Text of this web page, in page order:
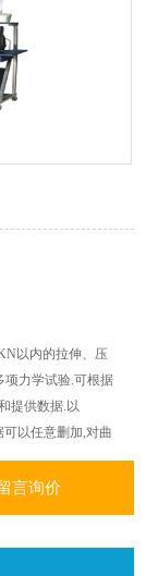
以内的拉伸、压
项力学试验.可根据
提供数据.以
以任意删加,对曲
加.分离.缩放.打印
言询价